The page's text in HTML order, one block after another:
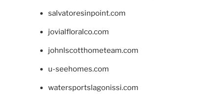
salvatoresinpoint.com
jovialfloralco.com
johnlscotthometeam.com
u-seehomes.com
watersportslagonissi.com